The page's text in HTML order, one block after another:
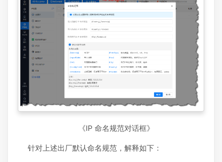
《IP 命名规范对话框》
针对上述出厂默认命名规范，解释如下：